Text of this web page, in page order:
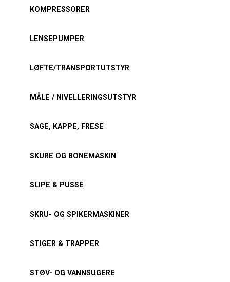
KOMPRESSORER
LENSEPUMPER
LØFTE/TRANSPORTUTSTYR
MÅLE / NIVELLERINGSUTSTYR
SAGE, KAPPE, FRESE
SKURE OG BONEMASKIN
SLIPE & PUSSE
SKRU- OG SPIKERMASKINER
STIGER & TRAPPER
STØV- OG VANNSUGERE